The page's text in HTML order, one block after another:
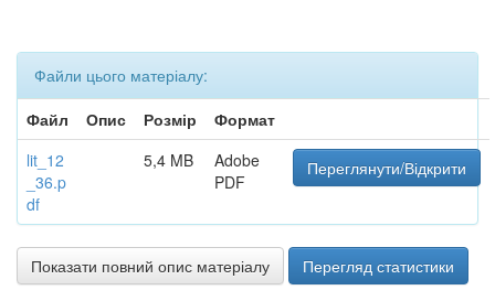
Файли цього матеріалу:
Файл
Опис Розмір
Формат
lit_12
_36.p
df
5,4 MB
Adobe
PDF
Переглянути/Відкрити
Показати повний опис матеріалу Перегляд статистики